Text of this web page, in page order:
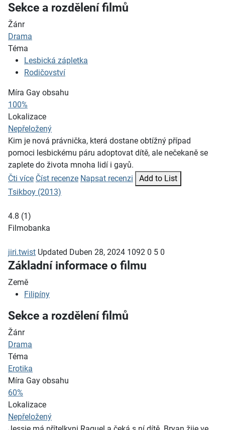
Sekce a rozdělení filmů
Žánr
Drama
Téma
Lesbická zápletka
Rodičovství
Míra Gay obsahu
100%
Lokalizace
Nepřeložený
Kim je nová právnička, která dostane obtížný případ
pomoci lesbickému páru adoptovat dítě, ale nečekaně se
zaplete do života mnoha lidí i gayů.
Čti více Číst recenze Napsat recenzi
Add to List
Tsikboy (2013)
4.8 (1)
Filmobanka
jiri.twist Updated Duben 28, 2024 1092 0 5 0
Základní informace o filmu
Země
Filipíny
Sekce a rozdělení filmů
Žánr
Drama
Téma
Erotika
Míra Gay obsahu
60%
Lokalizace
Nepřeložený